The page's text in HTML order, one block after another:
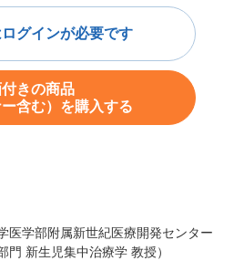
医学部附属新世紀医療開発センター
門 新生児集中治療学 教授）
グインが必要です
きの商品
ー含む）を購入する